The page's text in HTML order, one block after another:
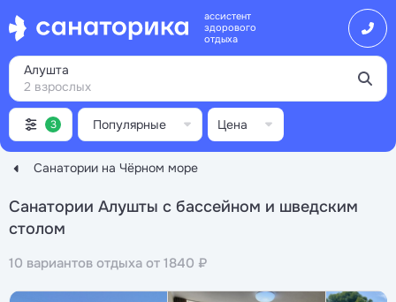
ассистент
здорового
отдыха
Санатории на Чёрном море
Алушта
2 взрослых
Санатории Алушты с бассейном и шведским
столом
10 вариантов отдыха от 1840 ₽
3 Популярные Цена